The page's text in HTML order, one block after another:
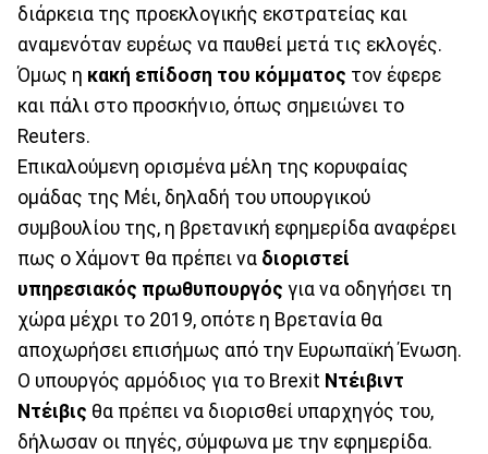
διάρκεια της προεκλογικής εκστρατείας και
αναμενόταν ευρέως να παυθεί μετά τις εκλογές.
Όμως η κακή επίδοση του κόμματος τον έφερε
και πάλι στο προσκήνιο, όπως σημειώνει το
Reuters.
Επικαλούμενη ορισμένα μέλη της κορυφαίας
ομάδας της Μέι, δηλαδή του υπουργικού
συμβουλίου της, η βρετανική εφημερίδα αναφέρει
πως ο Χάμοντ θα πρέπει να διοριστεί
υπηρεσιακός πρωθυπουργός για να οδηγήσει τη
χώρα μέχρι το 2019, οπότε η Βρετανία θα
αποχωρήσει επισήμως από την Ευρωπαϊκή Ένωση.
Ο υπουργός αρμόδιος για το Brexit Ντέιβιντ
Ντέιβις θα πρέπει να διορισθεί υπαρχηγός του,
δήλωσαν οι πηγές, σύμφωνα με την εφημερίδα.